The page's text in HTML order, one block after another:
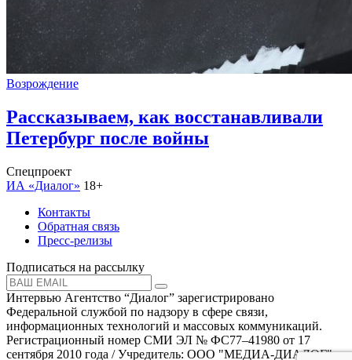
Возрождение
Рассказываем, как восстанавливали
Петербург после войны
Спецпроект
ИА «Диалог» 18+
Контакты
Обратная связь
Пресс-релизы
Подписаться на рассылку
Интервью Агентство “Диалог” зарегистрировано
Федеральной службой по надзору в сфере связи,
информационных технологий и массовых коммуникаций.
Регистрационный номер СМИ ЭЛ № ФС77–41980 от 17
сентября 2010 года / Учредитель: ООО "МЕДИА-ДИАЛОГ"